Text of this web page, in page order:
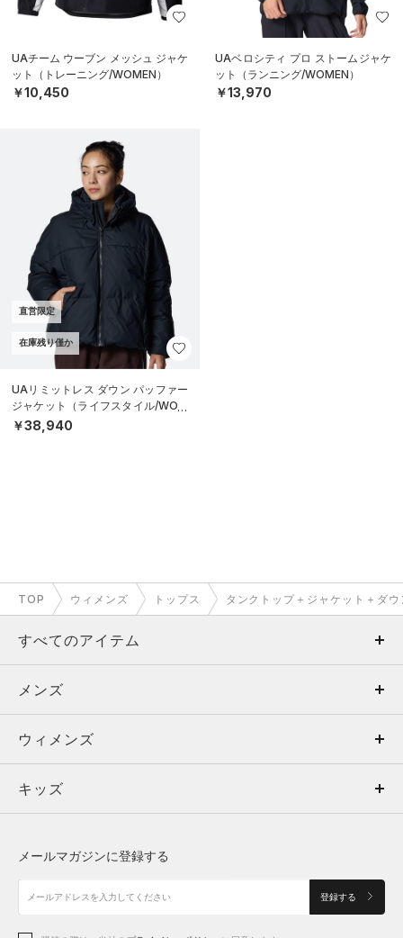
UAチーム ウーブン メッシュ ジャケ
ット（トレーニング/WOMEN）
￥10,450
UAベロシティ プロ ストームジャケ
ット（ランニング/WOMEN）
￥13,970
直営限定
在庫残り僅か
UAリミットレス ダウン パッファー
ジャケット（ライフスタイル/WOM
EN）
￥38,940
TOP ウィメンズ トップス タンクトップ＋ジャケット＋ダ
すべてのアイテム
メンズ
ウィメンズ
キッズ
アクセサリー
メンズ
トップス
ボトムス
アクセサリー
ウィメンズ
トップス
シューズ
キッズ
メールマガジンに登録する
登録する